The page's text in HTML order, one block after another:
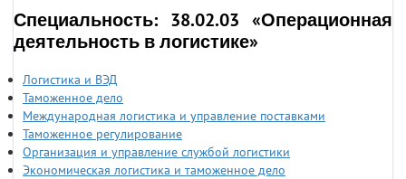
Специальность: 38.02.03 «Операционная
деятельность в логистике»
Логистика и ВЭД
Таможенное дело
Международная логистика и управление поставками
Таможенное регулирование
Организация и управление службой логистики
Экономическая логистика и таможенное делo